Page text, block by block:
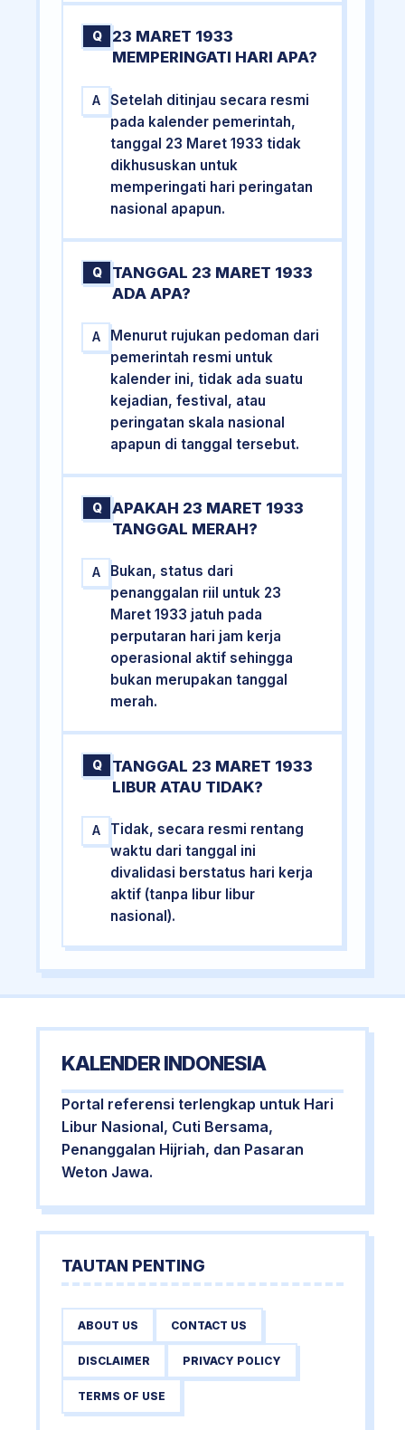
Q
23 MARET 1933
MEMPERINGATI HARI APA?
A
Setelah ditinjau secara resmi
pada kalender pemerintah,
tanggal 23 Maret 1933 tidak
dikhususkan untuk
memperingati hari peringatan
nasional apapun.
Q
TANGGAL 23 MARET 1933
ADA APA?
A
Menurut rujukan pedoman dari
pemerintah resmi untuk
kalender ini, tidak ada suatu
kejadian, festival, atau
peringatan skala nasional
apapun di tanggal tersebut.
Q
APAKAH 23 MARET 1933
TANGGAL MERAH?
A
Bukan, status dari
penanggalan riil untuk 23
Maret 1933 jatuh pada
perputaran hari jam kerja
operasional aktif sehingga
bukan merupakan tanggal
merah.
Q
TANGGAL 23 MARET 1933
LIBUR ATAU TIDAK?
A
Tidak, secara resmi rentang
waktu dari tanggal ini
divalidasi berstatus hari kerja
aktif (tanpa libur libur
nasional).
KALENDER INDONESIA
Portal referensi terlengkap untuk Hari
Libur Nasional, Cuti Bersama,
Penanggalan Hijriah, dan Pasaran
Weton Jawa.
TAUTAN PENTING
ABOUT US CONTACT US
DISCLAIMER PRIVACY POLICY
TERMS OF USE